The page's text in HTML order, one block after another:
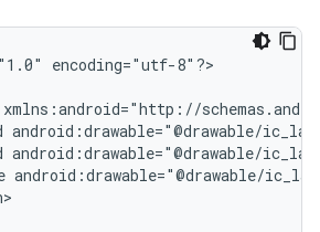
encoding="utf-8"?>
android:drawable="@drawable/
android:drawable="@drawable/
android:drawable="@drawable/